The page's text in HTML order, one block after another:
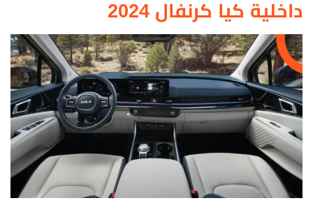
داخلية كيا كرنفال 2024